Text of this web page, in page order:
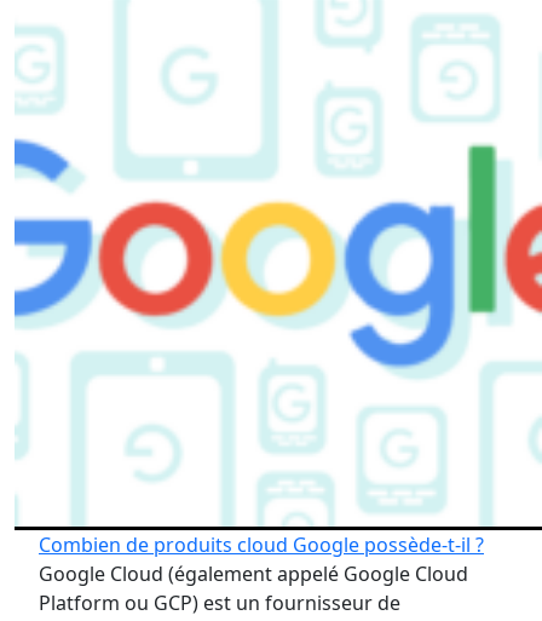
Combien de produits cloud Google possède-t-il ?
Google Cloud (également appelé Google Cloud
Platform ou GCP) est un fournisseur de